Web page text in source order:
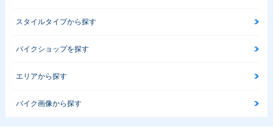
スタイルタイプから探す
バイクショップを探す
エリアから探す
バイク画像から探す